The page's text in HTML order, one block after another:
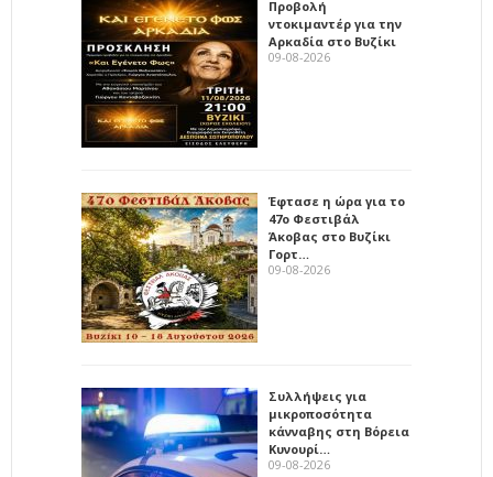
Προβολή
ντοκιμαντέρ για την
Αρκαδία στο Βυζίκι
09-08-2026
Έφτασε η ώρα για το
47ο Φεστιβάλ
Άκοβας στο Βυζίκι
Γορτ…
09-08-2026
Συλλήψεις για
μικροποσότητα
κάνναβης στη Βόρεια
Κυνουρί…
09-08-2026